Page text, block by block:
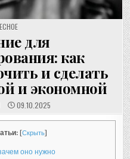
для
как
и сделать
и экономной
09.10.2025
[Скрыть]
оно нужно